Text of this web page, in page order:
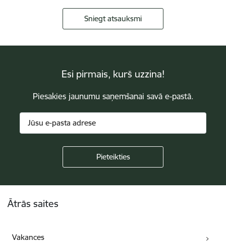
Sniegt atsauksmi
Esi pirmais, kurš uzzina!
Piesakies jaunumu saņemšanai savā e-pastā.
Ātrās saites
Vakances